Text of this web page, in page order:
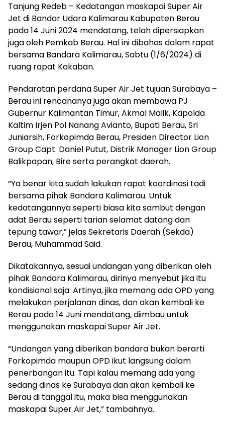
Tanjung Redeb – Kedatangan maskapai Super Air
Jet di Bandar Udara Kalimarau Kabupaten Berau
pada 14 Juni 2024 mendatang, telah dipersiapkan
juga oleh Pemkab Berau. Hal ini dibahas dalam rapat
bersama Bandara Kalimarau, Sabtu (1/6/2024) di
ruang rapat Kakaban.
Pendaratan perdana Super Air Jet tujuan Surabaya –
Berau ini rencananya juga akan membawa PJ
Gubernur Kalimantan Timur, Akmal Malik, Kapolda
Kaltim Irjen Pol Nanang Avianto, Bupati Berau, Sri
Juniarsih, Forkopimda Berau, Presiden Director Lion
Group Capt. Daniel Putut, Distrik Manager Lion Group
Balikpapan, Bire serta perangkat daerah.
“Ya benar kita sudah lakukan rapat koordinasi tadi
bersama pihak Bandara Kalimarau. Untuk
kedatangannya seperti biasa kita sambut dengan
adat Berau seperti tarian selamat datang dan
tepung tawar,” jelas Sekretaris Daerah (Sekda)
Berau, Muhammad Said.
Dikatakannya, sesuai undangan yang diberikan oleh
pihak Bandara Kalimarau, dirinya menyebut jika itu
kondisional saja. Artinya, jika memang ada OPD yang
melakukan perjalanan dinas, dan akan kembali ke
Berau pada 14 Juni mendatang, diimbau untuk
menggunakan maskapai Super Air Jet.
“Undangan yang diberikan bandara bukan berarti
Forkopimda maupun OPD ikut langsung dalam
penerbangan itu. Tapi kalau memang ada yang
sedang dinas ke Surabaya dan akan kembali ke
Berau di tanggal itu, maka bisa menggunakan
maskapai Super Air Jet,” tambahnya.